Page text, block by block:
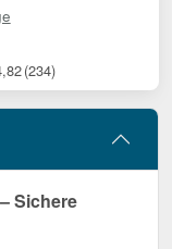
(234)
Sichere